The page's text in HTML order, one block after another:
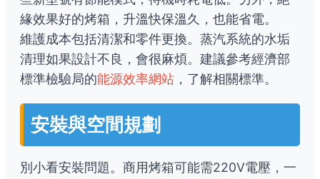
緣效果好的烤箱，升溫快保溫久，也能省電。
維護成本包括清潔和零件更換。蒸汽系統的水垢
清理如果設計不良，會很麻煩。建議參考經濟部
標準檢驗局的能源效率網站 ，了解相關標準。
安裝與空間規劃
別小看安裝問題。商用烤箱可能需220V電壓，一